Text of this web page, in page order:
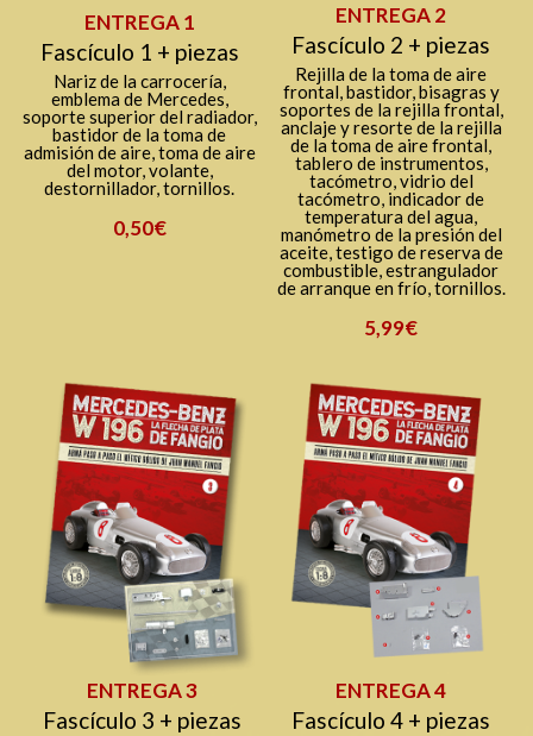
ENTREGA 1
Fascículo 1 + piezas
Nariz de la carrocería,
emblema de Mercedes,
soporte superior del radiador,
bastidor de la toma de
admisión de aire, toma de aire
del motor, volante,
destornillador, tornillos.
0,50€
ENTREGA 2
Fascículo 2 + piezas
Rejilla de la toma de aire
frontal, bastidor, bisagras y
soportes de la rejilla frontal,
anclaje y resorte de la rejilla
de la toma de aire frontal,
tablero de instrumentos,
tacómetro, vidrio del
tacómetro, indicador de
temperatura del agua,
manómetro de la presión del
aceite, testigo de reserva de
combustible, estrangulador
de arranque en frío, tornillos.
5,99€
ENTREGA 3
Fascículo 3 + piezas
ENTREGA 4
Fascículo 4 + piezas